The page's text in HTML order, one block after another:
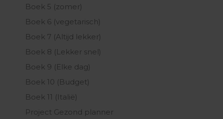
Boek 5 (zomer)
Boek 6 (vegetarisch)
Boek 7 (Altijd lekker)
Boek 8 (Lekker snel)
Boek 9 (Elke dag)
Boek 10 (Budget)
Boek 11 (Italië)
Project Gezond planner